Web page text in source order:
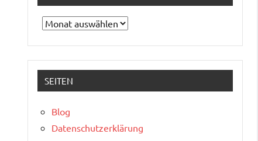
Archiv
SEITEN
Blog
Datenschutzerklärung